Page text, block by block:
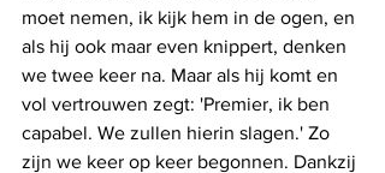
moet nemen, ik kijk hem in de ogen, en
als hij ook maar even knippert, denken
we twee keer na. Maar als hij komt en
vol vertrouwen zegt: 'Premier, ik ben
capabel. We zullen hierin slagen.' Zo
zijn we keer op keer begonnen. Dankzij